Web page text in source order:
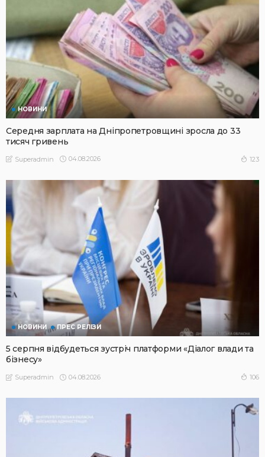
НОВИНИ
Середня зарплата на Дніпропетровщині зросла до 33
тисяч гривень
Superadmin 04.08.2026 123
НОВИНИ ПРЕС РЕЛІЗИ
5 серпня відбудеться зустріч платформи «Діалог влади та
бізнесу»
Superadmin 04.08.2026 106